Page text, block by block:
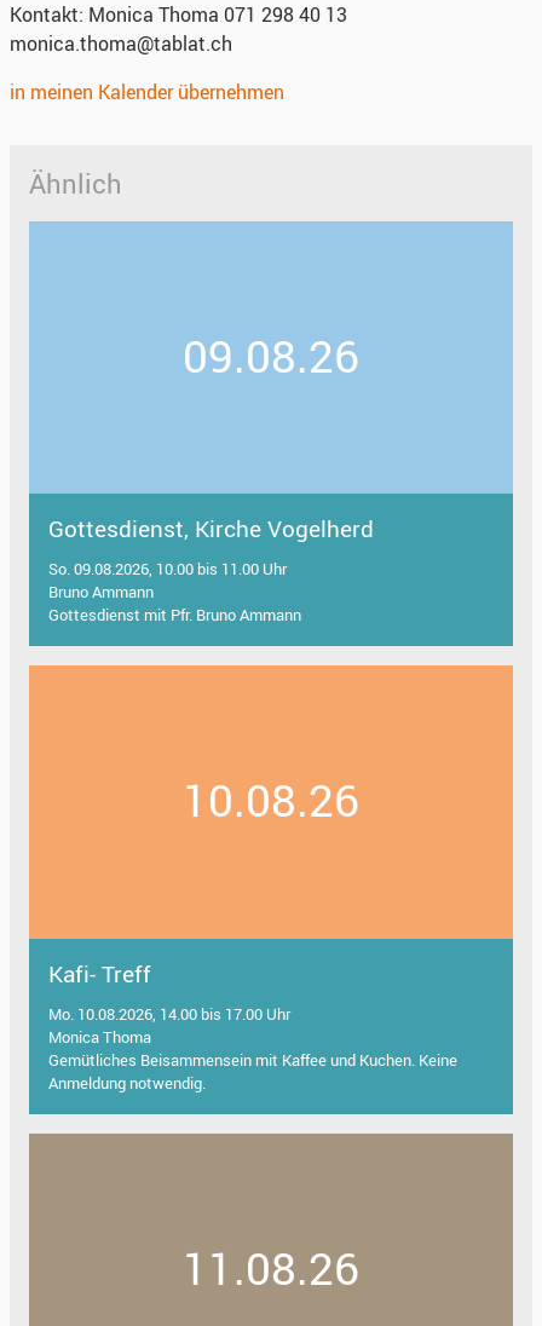
Kontakt: Monica Thoma 071 298 40 13
monica.thoma@tablat.ch
in meinen Kalender übernehmen
Ähnlich
09.08.26
Gottesdienst, Kirche Vogelherd
So. 09.08.2026, 10.00 bis 11.00 Uhr
Bruno Ammann
Gottesdienst mit Pfr. Bruno Ammann
10.08.26
Kafi- Treff
Mo. 10.08.2026, 14.00 bis 17.00 Uhr
Monica Thoma
Gemütliches Beisammensein mit Kaffee und Kuchen. Keine
Anmeldung notwendig.
11.08.26